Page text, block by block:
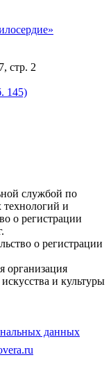
стр. 2
145)
службой по
и
о регистрации
о регистрации
организация
и культуры
данных